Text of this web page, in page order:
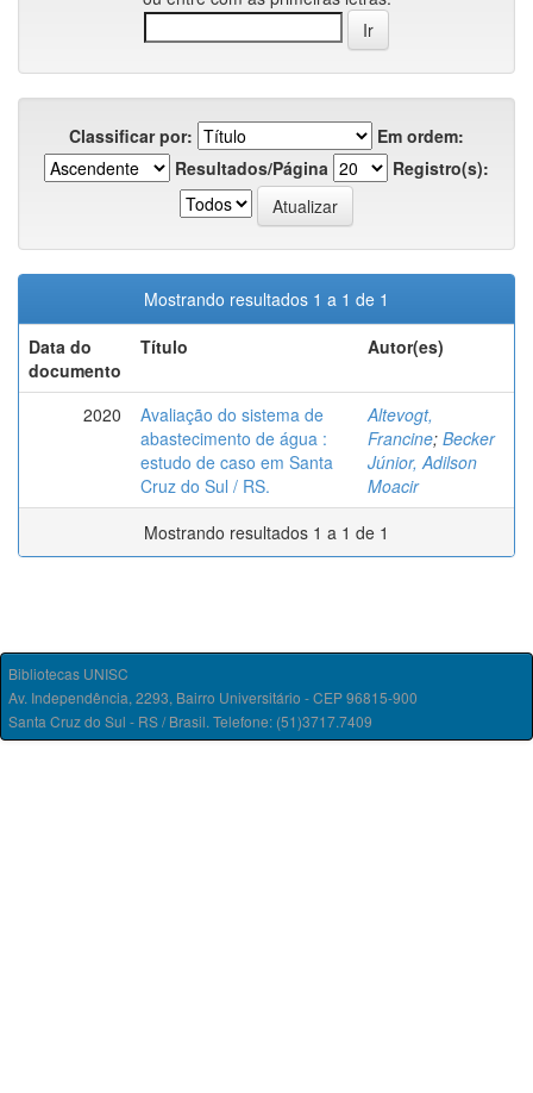
Classificar por:
Em ordem:
Resultados/Página
Registro(s):
Mostrando resultados 1 a 1 de 1
Data do
documento
Título Autor(es)
2020
Avaliação do sistema de
abastecimento de água :
estudo de caso em Santa
Cruz do Sul / RS.
Altevogt,
Francine; Becker
Júnior, Adilson
Moacir
Mostrando resultados 1 a 1 de 1
Bibliotecas UNISC
Av. Independência, 2293, Bairro Universitário - CEP 96815-900
Santa Cruz do Sul - RS / Brasil. Telefone: (51)3717.7409